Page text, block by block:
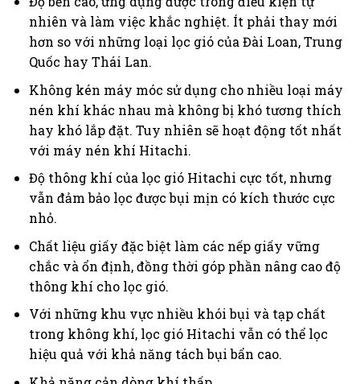
nhiên và làm việc khắc nghiệt. Ít phải thay mới
hơn so với những loại lọc gió của Đài Loan, Trung
Quốc hay Thái Lan.
Không kén máy móc sử dụng cho nhiều loại máy
nén khí khác nhau mà không bị khó tương thích
hay khó lắp đặt. Tuy nhiên sẽ hoạt động tốt nhất
với máy nén khí Hitachi.
Độ thông khí của lọc gió Hitachi cực tốt, nhưng
vẫn đảm bảo lọc được bụi mịn có kích thước cực
nhỏ.
Chất liệu giấy đặc biệt làm các nếp giấy vững
chắc và ổn định, đồng thời góp phần nâng cao độ
thông khí cho lọc gió.
Với những khu vực nhiều khói bụi và tạp chất
trong không khí, lọc gió Hitachi vẫn có thể lọc
hiệu quả với khả năng tách bụi bẩn cao.